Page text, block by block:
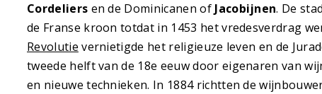
Cordeliers en de Dominicanen of Jacobijnen. De
de Franse kroon totdat in 1453 het vredesverdrag
Revolutie vernietigde het religieuze leven en de
tweede helft van de 18e eeuw door eigenaren van
en nieuwe technieken. In 1884 richtten de